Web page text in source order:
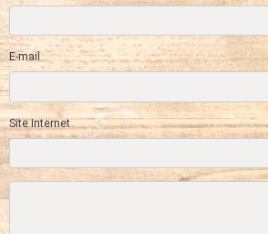
E-mail
Site Internet